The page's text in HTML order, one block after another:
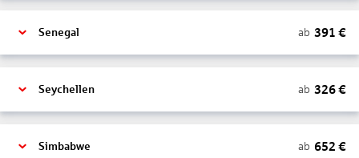
Senegal ab 391 €
Seychellen ab 326€
Simbabwe ab 652 €